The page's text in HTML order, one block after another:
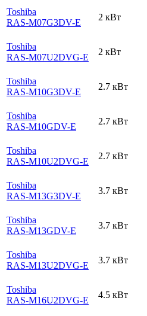
Toshiba
RAS-M07G3DV-E
2 кВт
Toshiba
RAS-M07U2DVG-E
2 кВт
Toshiba
RAS-M10G3DV-E
2.7 кВт
Toshiba
RAS-M10GDV-E
2.7 кВт
Toshiba
RAS-M10U2DVG-E
2.7 кВт
Toshiba
RAS-M13G3DV-E
3.7 кВт
Toshiba
RAS-M13GDV-E
3.7 кВт
Toshiba
RAS-M13U2DVG-E
3.7 кВт
Toshiba
RAS-M16U2DVG-E
4.5 кВт